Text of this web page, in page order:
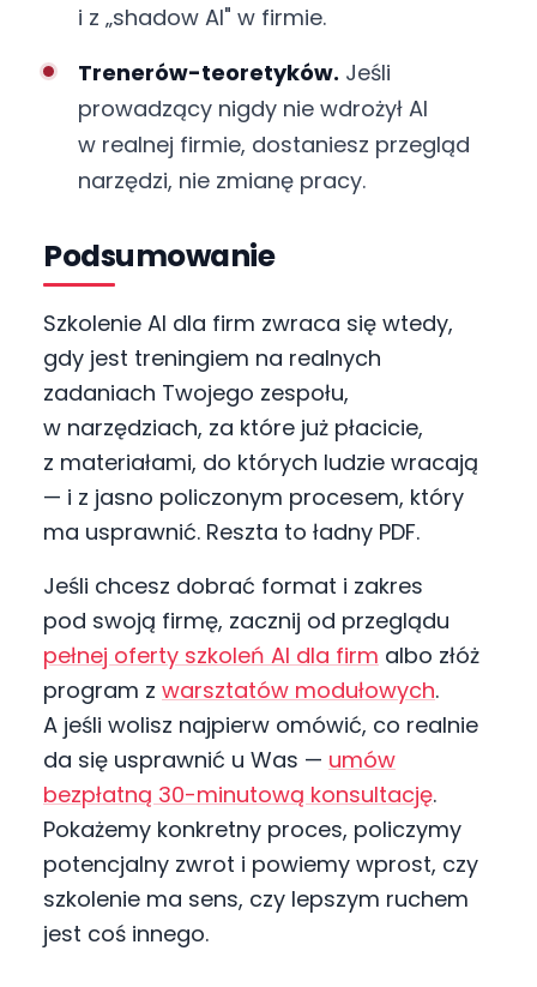
i z „shadow AI" w firmie.
Trenerów-teoretyków. Jeśli
prowadzący nigdy nie wdrożył AI
w realnej firmie, dostaniesz przegląd
narzędzi, nie zmianę pracy.
Podsumowanie
Szkolenie AI dla firm zwraca się wtedy,
gdy jest treningiem na realnych
zadaniach Twojego zespołu,
w narzędziach, za które już płacicie,
z materiałami, do których ludzie wracają
— i z jasno policzonym procesem, który
ma usprawnić. Reszta to ładny PDF.
Jeśli chcesz dobrać format i zakres
pod swoją firmę, zacznij od przeglądu
pełnej oferty szkoleń AI dla firm albo złóż
program z warsztatów modułowych.
A jeśli wolisz najpierw omówić, co realnie
da się usprawnić u Was — umów
bezpłatną 30-minutową konsultację.
Pokażemy konkretny proces, policzymy
potencjalny zwrot i powiemy wprost, czy
szkolenie ma sens, czy lepszym ruchem
jest coś innego.